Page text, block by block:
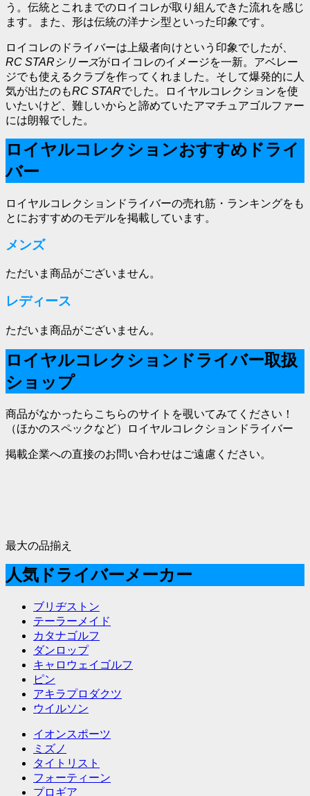
う。伝統とこれまでのロイコレが取り組んできた流れを感じ
ます。また、形は伝統の洋ナシ型といった印象です。
ロイコレのドライバーは上級者向けという印象でしたが、
RC STARシリーズがロイコレのイメージを一新。アベレー
ジでも使えるクラブを作ってくれました。そして爆発的に人
気が出たのもRC STARでした。ロイヤルコレクションを使
いたいけど、難しいからと諦めていたアマチュアゴルファー
には朗報でした。
ロイヤルコレクションおすすめドライ
バー
ロイヤルコレクションドライバーの売れ筋・ランキングをも
とにおすすめのモデルを掲載しています。
メンズ
ただいま商品がございません。
レディース
ただいま商品がございません。
ロイヤルコレクションドライバー取扱
ショップ
商品がなかったらこちらのサイトを覗いてみてください！
（ほかのスペックなど）ロイヤルコレクションドライバー
掲載企業への直接のお問い合わせはご遠慮ください。
最大の品揃え
人気ドライバーメーカー
ブリヂストン
テーラーメイド
カタナゴルフ
ダンロップ
キャロウェイゴルフ
ピン
アキラプロダクツ
ウイルソン
イオンスポーツ
ミズノ
タイトリスト
フォーティーン
プロギア